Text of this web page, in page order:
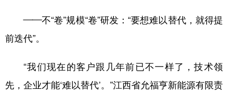
彩票 娱乐 时尚 悦读
——不“卷”规模“卷”研发：“要想难以替代，就得提
前迭代”。
“我们现在的客户跟几年前已不一样了，技术领
先，企业才能‘难以替代’。”江西省允福亨新能源有限责